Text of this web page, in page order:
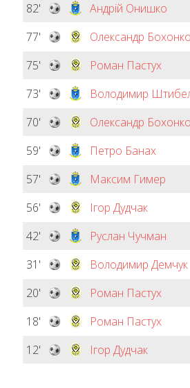
82'
Андрій Онишко
77'
Олександр Бохонко
75'
Роман Пастух
73'
Володимир
70'
Олександр Бохонко
59'
Петро Банах
57'
Максим Гимер
56'
Ігор Дудчак
42'
Руслан Чучман
31'
Володимир Демчук
20'
Роман Пастух
18'
Роман Пастух
12'
Ігор Дудчак